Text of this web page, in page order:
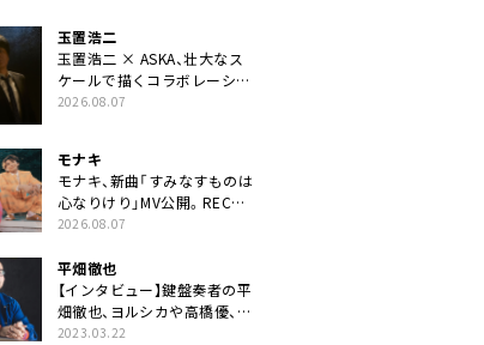
玉置浩二
玉置浩二 × ASKA、壮大なス
ケールで描くコラボレーショ
ン曲「音銀河」リリース決定。
2026.08.07
モナキ
モナキ、新曲「すみなすものは
心なりけり」MV公開。RECの
ギターにEvery Little Thing・
2026.08.07
平畑徹也
【インタビュー】鍵盤奏者の平
畑徹也、ヨルシカや高橋優、キ
タニタツヤなど9名のゲスト
2023.03.22